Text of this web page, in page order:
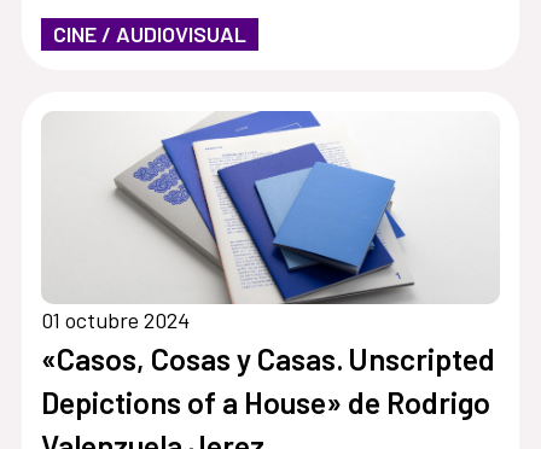
CINE / AUDIOVISUAL
01 octubre 2024
«Casos, Cosas y Casas. Unscripted
Depictions of a House» de Rodrigo